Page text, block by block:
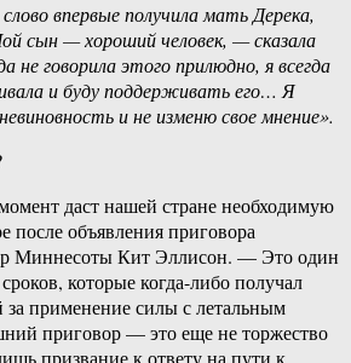
впервые получила мать Дерека,
сын — хороший человек, — сказала
не говорила этого прилюдно, я всегда
и буду поддерживать его… Я
и не изменю свое мнение».
даст нашей стране необходимую
после объявления приговора
Миннесоты Кит Эллисон. — Это один
которые когда-либо получал
применение силы с летальным
приговор — это еще не торжество